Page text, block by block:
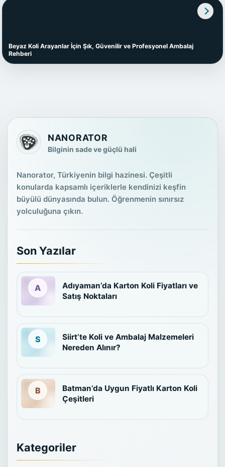
Beyaz Koli Arayanlar İçin Şık, Güvenilir ve Profesyonel Ambalaj
Rehberi
NANORATOR
Bilginin sade ve güçlü hali
Nanorator, Türkiyenin bilgi hazinesi. Çeşitli
konularda kapsamlı içeriklerle kendinizi keşfin
büyülü dünyasında bulun. Öğrenmenin sınırsız
yolculuğuna çıkın.
Son Yazılar
Adıyaman’da Karton Koli Fiyatları ve
Satış Noktaları
Siirt’te Koli ve Ambalaj Malzemeleri
Nereden Alınır?
Batman’da Uygun Fiyatlı Karton Koli
Çeşitleri
Kategoriler